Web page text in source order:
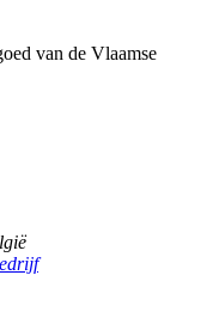
van de Vlaamse